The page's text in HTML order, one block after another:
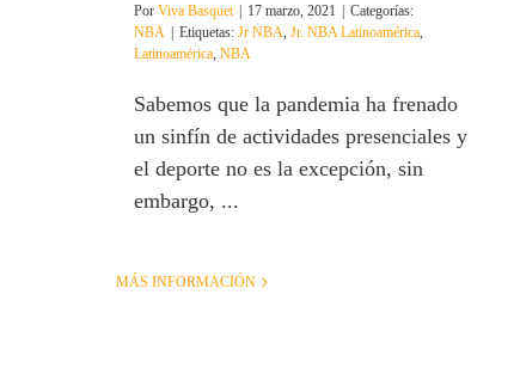
Por Viva Basquet 17 marzo, 2021
Categorías:
NBA
Etiquetas: Jr NBA, Jr. NBA Latinoamérica,
Latinoamérica, NBA
Sabemos que la pandemia ha frenado
un sinfín de actividades presenciales y
el deporte no es la excepción, sin
embargo, ...
MÁS INFORMACIÓN